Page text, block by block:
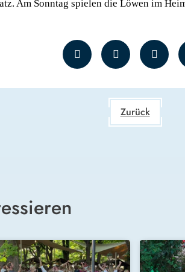
Am Sonntag spielen die Löwen im
Zurück